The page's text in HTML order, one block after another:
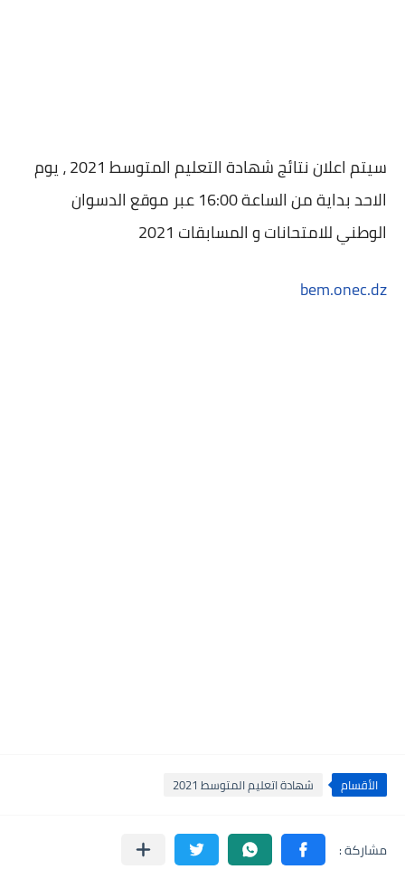
سيتم اعلان نتائج شهادة التعليم المتوسط 2021 ، يوم
الاحد بداية من الساعة 16:00 عبر موقع الدسوان
الوطني للامتحانات و المسابقات 2021
bem.onec.dz
الأقسام شهادة اتعليم المتوسط 2021